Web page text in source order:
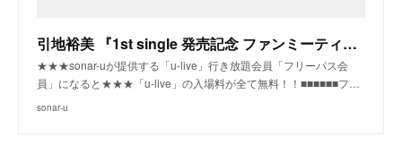
引地裕美 『1st single 発売記念 ファンミーティング』|カラオケの鉄人（銀座店）(東京)|sonar-u
★★★sonar-uが提供する「u-live」行き放題会員「フリーパス会
員」になると★★★「u-live」の入場料が全て無料！！■■■■■■フ…
sonar-u